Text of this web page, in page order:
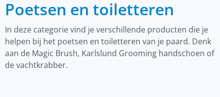
Poetsen en toiletteren
In deze categorie vind je verschillende producten die je
helpen bij het poetsen en toiletteren van je paard. Denk
aan de Magic Brush, Karlslund Grooming handschoen of
de vachtkrabber.